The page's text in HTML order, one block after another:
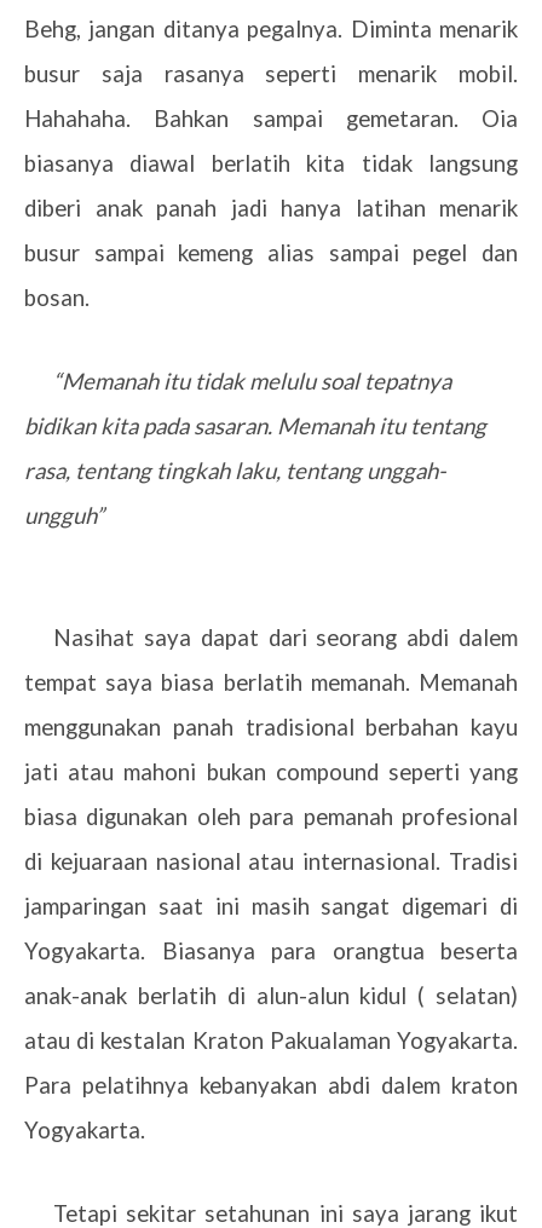
Behg, jangan ditanya pegalnya. Diminta menarik
busur saja rasanya seperti menarik mobil.
Hahahaha. Bahkan sampai gemetaran. Oia
biasanya diawal berlatih kita tidak langsung
diberi anak panah jadi hanya latihan menarik
busur sampai kemeng alias sampai pegel dan
bosan.
“Memanah itu tidak melulu soal tepatnya
bidikan kita pada sasaran. Memanah itu tentang
rasa, tentang tingkah laku, tentang unggah-
ungguh”
Nasihat saya dapat dari seorang abdi dalem
tempat saya biasa berlatih memanah. Memanah
menggunakan panah tradisional berbahan kayu
jati atau mahoni bukan compound seperti yang
biasa digunakan oleh para pemanah profesional
di kejuaraan nasional atau internasional. Tradisi
jamparingan saat ini masih sangat digemari di
Yogyakarta. Biasanya para orangtua beserta
anak-anak berlatih di alun-alun kidul ( selatan)
atau di kestalan Kraton Pakualaman Yogyakarta.
Para pelatihnya kebanyakan abdi dalem kraton
Yogyakarta.
Tetapi sekitar setahunan ini saya jarang ikut